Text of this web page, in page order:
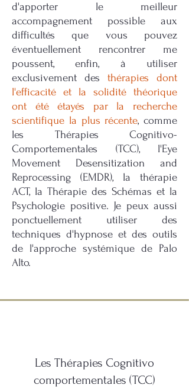
d'apporter le meilleur
accompagnement possible aux
difficultés que vous pouvez
éventuellement rencontrer me
poussent, enfin, à utiliser
exclusivement des thérapies dont
l'efficacité et la solidité théorique
ont été étayés par la recherche
scientifique la plus récente, comme
les Thérapies Cognitivo-
Comportementales (TCC), l'Eye
Movement Desensitization and
Reprocessing (EMDR), la thérapie
ACT, la Thérapie des Schémas et la
Psychologie positive. Je peux aussi
ponctuellement utiliser des
techniques d'hypnose et des outils
de l'approche systémique de Palo
Alto.
Les Thérapies Cognitivo
comportementales (TCC)